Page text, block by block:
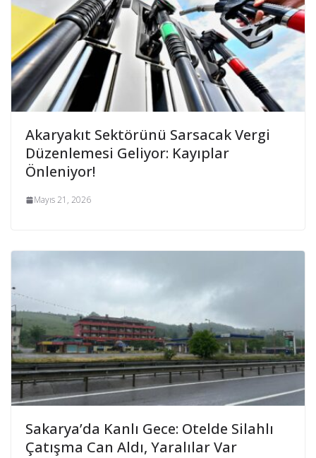
Akaryakıt Sektörünü Sarsacak Vergi
Düzenlemesi Geliyor: Kayıplar
Önleniyor!
Mayıs 21, 2026
Sakarya’da Kanlı Gece: Otelde Silahlı
Çatışma Can Aldı, Yaralılar Var